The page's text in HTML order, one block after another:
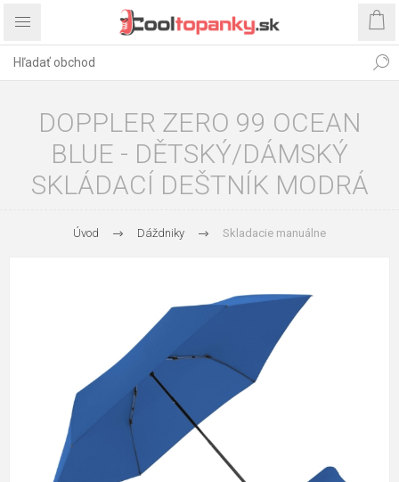
DOPPLER ZERO 99 OCEAN
BLUE - DĚTSKÝ/DÁMSKÝ
SKLÁDACÍ DEŠTNÍK MODRÁ
Úvod Dáždniky Skladacie manuálne